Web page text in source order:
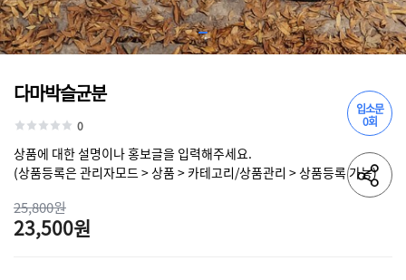
입소문
0회
다마박슬균분
0
상품에 대한 설명이나 홍보글을 입력해주세요.
(상품등록은 관리자모드 > 상품 > 카테고리/상품관리 > 상품등록 가능)
25,800원
23,500원